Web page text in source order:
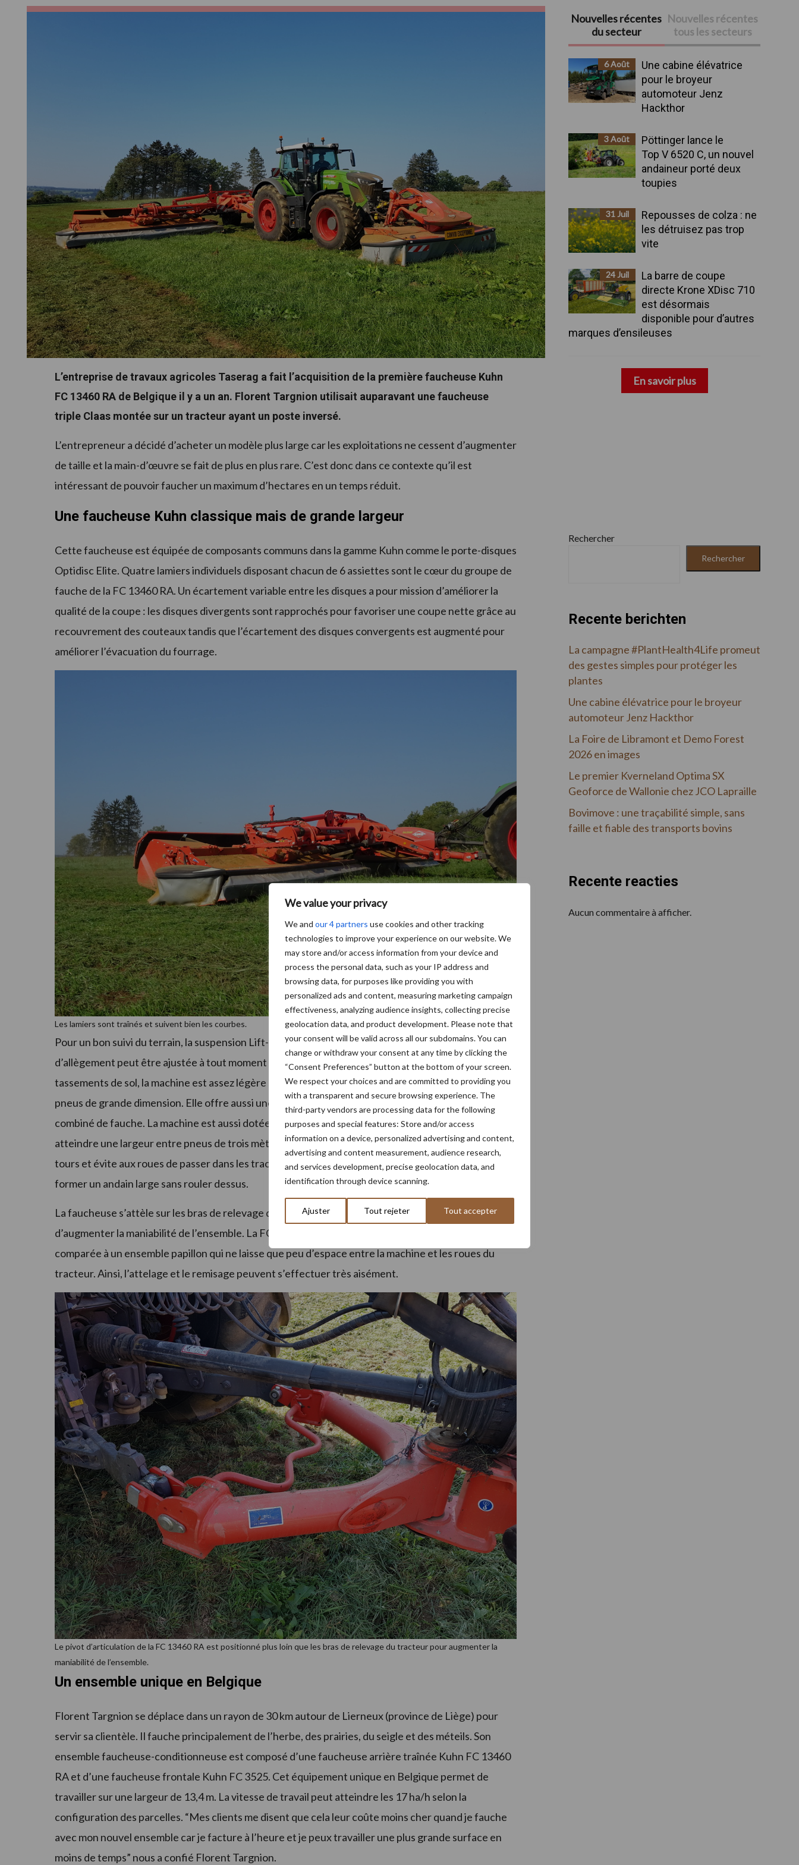
We value your privacy
We and our 4 partners use cookies and other tracking
technologies to improve your experience on our website. We
may store and/or access information from your device and
process the personal data, such as your IP address and
browsing data, for purposes like providing you with
personalized ads and content, measuring marketing campaign
effectiveness, analyzing audience insights, collecting precise
geolocation data, and product development. Please note that
your consent will be valid across all our subdomains. You can
change or withdraw your consent at any time by clicking the
“Consent Preferences” button at the bottom of your screen.
We respect your choices and are committed to providing you
with a transparent and secure browsing experience. The
third-party vendors are processing data for the following
purposes and special features: Store and/or access
information on a device, personalized advertising and content,
advertising and content measurement, audience research,
and services development, precise geolocation data, and
identification through device scanning.
Ajuster Tout rejeter Tout accepter
L’entreprise de travaux agricoles Taserag a fait l’acquisition de la première faucheuse Kuhn
FC 13460 RA de Belgique il y a un an. Florent Targnion utilisait auparavant une faucheuse
triple Claas montée sur un tracteur ayant un poste inversé.
L’entrepreneur a décidé d’acheter un modèle plus large car les exploitations ne cessent d’augmenter
de taille et la main-d’œuvre se fait de plus en plus rare. C’est donc dans ce contexte qu’il est
intéressant de pouvoir faucher un maximum d’hectares en un temps réduit.
Une faucheuse Kuhn classique mais de grande largeur
Cette faucheuse est équipée de composants communs dans la gamme Kuhn comme le porte-disques
Optidisc Elite. Quatre lamiers individuels disposant chacun de 6 assiettes sont le cœur du groupe de
fauche de la FC 13460 RA. Un écartement variable entre les disques a pour mission d’améliorer la
qualité de la coupe : les disques divergents sont rapprochés pour favoriser une coupe nette grâce au
recouvrement des couteaux tandis que l’écartement des disques convergents est augmenté pour
améliorer l’évacuation du fourrage.
Les lamiers sont traînés et suivent bien les courbes.
Pour un bon suivi du terrain, la suspension Lift-Control est régulée en continu au travail. La pression
d’allègement peut être ajustée à tout moment depuis l’interface de contrôle Isobus. Pour limiter les
tassements de sol, la machine est assez légère (8,4 t selon le constructeur) et elle est équipée de
pneus de grande dimension. Elle offre aussi une bonne répartition des masses sur les trois essieux du
combiné de fauche. La machine est aussi dotée d’un essieu télescopique qui peut se déplier pour
atteindre une largeur entre pneus de trois mètres. Ce dispositif améliore la stabilité lors des demi-
tours et évite aux roues de passer dans les traces du tracteur. Cela permet également de pouvoir
former un andain large sans rouler dessus.
La faucheuse s’attèle sur les bras de relevage du tracteur. Son pivot d’articulation reculé a pour but
d’augmenter la maniabilité de l’ensemble. La FC 13460 RA peut être dételée très facilement
comparée à un ensemble papillon qui ne laisse que peu d’espace entre la machine et les roues du
tracteur. Ainsi, l’attelage et le remisage peuvent s’effectuer très aisément.
Le pivot d’articulation de la FC 13460 RA est positionné plus loin que les bras de relevage du tracteur pour augmenter la
maniabilité de l’ensemble.
Un ensemble unique en Belgique
Florent Targnion se déplace dans un rayon de 30 km autour de Lierneux (province de Liège) pour
servir sa clientèle. Il fauche principalement de l’herbe, des prairies, du seigle et des méteils. Son
ensemble faucheuse-conditionneuse est composé d’une faucheuse arrière traînée Kuhn FC 13460
RA et d’une faucheuse frontale Kuhn FC 3525. Cet équipement unique en Belgique permet de
travailler sur une largeur de 13,4 m. La vitesse de travail peut atteindre les 17 ha/h selon la
configuration des parcelles. “Mes clients me disent que cela leur coûte moins cher quand je fauche
avec mon nouvel ensemble car je facture à l’heure et je peux travailler une plus grande surface en
moins de temps” nous a confié Florent Targnion.
Barre
latérale
principale
Nouvelles récentes
du secteur
Nouvelles récentes
tous les secteurs
6 Août
Une cabine élévatrice
pour le broyeur
automoteur Jenz
Hackthor
3 Août
Pöttinger lance le
Top V 6520 C, un nouvel
andaineur porté deux
toupies
31 Juil
Repousses de colza : ne
les détruisez pas trop
vite
24 Juil
La barre de coupe
directe Krone XDisc 710
est désormais
disponible pour d’autres
marques d’ensileuses
pour récolter un fourrage
exempt d'impuretés
En savoir plus
Rechercher
Rechercher
Recente berichten
La campagne #PlantHealth4Life promeut
des gestes simples pour protéger les
plantes
Une cabine élévatrice pour le broyeur
automoteur Jenz Hackthor
La Foire de Libramont et Demo Forest
2026 en images
Le premier Kverneland Optima SX
Geoforce de Wallonie chez JCO Lapraille
Bovimove : une traçabilité simple, sans
faille et fiable des transports bovins
Recente reacties
Aucun commentaire à afficher.